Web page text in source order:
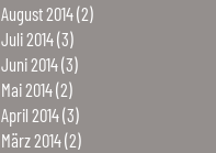
August2014(2)
Juli2014(3)
Juni2014(3)
Mai2014(2)
April 2014(3)
März2014(2)